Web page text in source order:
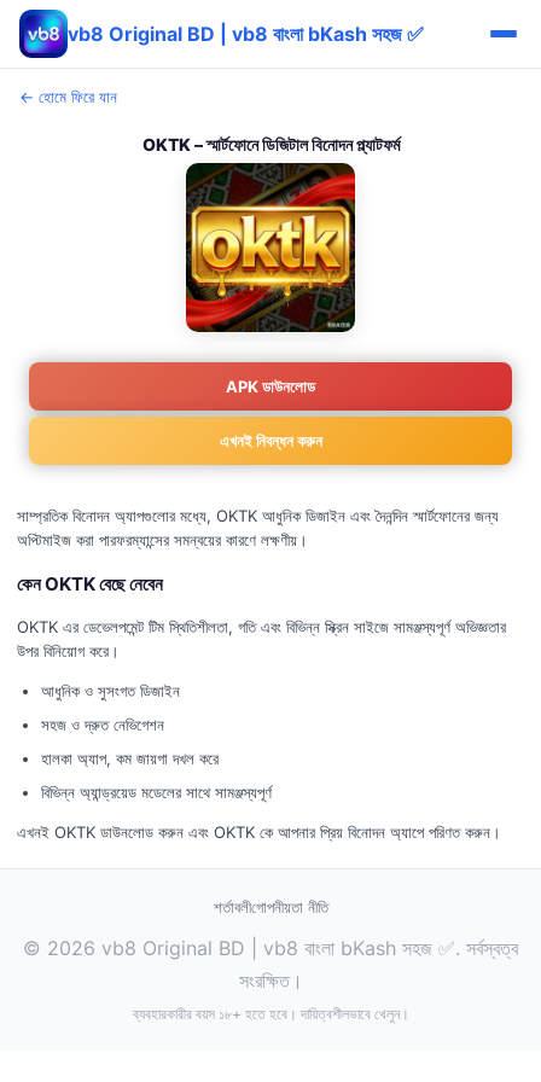
vb8 Original BD | vb8 বাংলা bKash সহজ ✅
← হোমে ফিরে যান
OKTK – স্মার্টফোনে ডিজিটাল বিনোদন প্ল্যাটফর্ম
APK ডাউনলোড
এখনই নিবন্ধন করুন
সাম্প্রতিক বিনোদন অ্যাপগুলোর মধ্যে, OKTK আধুনিক ডিজাইন এবং দৈনন্দিন স্মার্টফোনের জন্য
অপ্টিমাইজ করা পারফরম্যান্সের সমন্বয়ের কারণে লক্ষণীয়।
কেন OKTK বেছে নেবেন
OKTK এর ডেভেলপমেন্ট টিম স্থিতিশীলতা, গতি এবং বিভিন্ন স্ক্রিন সাইজে সামঞ্জস্যপূর্ণ অভিজ্ঞতার
উপর বিনিয়োগ করে।
আধুনিক ও সুসংগত ডিজাইন
সহজ ও দ্রুত নেভিগেশন
হালকা অ্যাপ, কম জায়গা দখল করে
বিভিন্ন অ্যান্ড্রয়েড মডেলের সাথে সামঞ্জস্যপূর্ণ
এখনই OKTK ডাউনলোড করুন এবং OKTK কে আপনার প্রিয় বিনোদন অ্যাপে পরিণত করুন।
শর্তাবলীগোপনীয়তা নীতি
© 2026 vb8 Original BD | vb8 বাংলা bKash সহজ ✅. সর্বস্বত্ব
সংরক্ষিত।
ব্যবহারকারীর বয়স ১৮+ হতে হবে। দায়িত্বশীলভাবে খেলুন।